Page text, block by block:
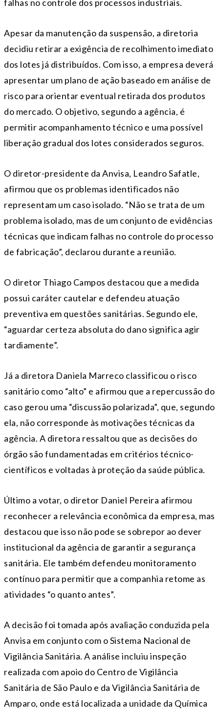
falhas no controle dos processos industriais.
Apesar da manutenção da suspensão, a diretoria
decidiu retirar a exigência de recolhimento imediato
dos lotes já distribuídos. Com isso, a empresa deverá
apresentar um plano de ação baseado em análise de
risco para orientar eventual retirada dos produtos
do mercado. O objetivo, segundo a agência, é
permitir acompanhamento técnico e uma possível
liberação gradual dos lotes considerados seguros.
O diretor-presidente da Anvisa, Leandro Safatle,
afirmou que os problemas identificados não
representam um caso isolado. “Não se trata de um
problema isolado, mas de um conjunto de evidências
técnicas que indicam falhas no controle do processo
de fabricação”, declarou durante a reunião.
O diretor Thiago Campos destacou que a medida
possui caráter cautelar e defendeu atuação
preventiva em questões sanitárias. Segundo ele,
“aguardar certeza absoluta do dano significa agir
tardiamente”.
Já a diretora Daniela Marreco classificou o risco
sanitário como “alto” e afirmou que a repercussão do
caso gerou uma “discussão polarizada”, que, segundo
ela, não corresponde às motivações técnicas da
agência. A diretora ressaltou que as decisões do
órgão são fundamentadas em critérios técnico-
científicos e voltadas à proteção da saúde pública.
Último a votar, o diretor Daniel Pereira afirmou
reconhecer a relevância econômica da empresa, mas
destacou que isso não pode se sobrepor ao dever
institucional da agência de garantir a segurança
sanitária. Ele também defendeu monitoramento
contínuo para permitir que a companhia retome as
atividades “o quanto antes”.
A decisão foi tomada após avaliação conduzida pela
Anvisa em conjunto com o Sistema Nacional de
Vigilância Sanitária. A análise incluiu inspeção
realizada com apoio do Centro de Vigilância
Sanitária de São Paulo e da Vigilância Sanitária de
Amparo, onde está localizada a unidade da Química